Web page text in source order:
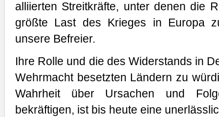
alliierten Streitkräfte, unter denen die
größte Last des Krieges in Europa
unsere Befreier.
Ihre Rolle und die des Widerstands in
Wehrmacht besetzten Ländern zu
Wahrheit über Ursachen und
bekräftigen, ist bis heute eine